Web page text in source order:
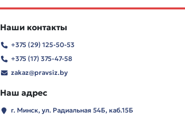
Наши контакты
+375 (29) 125-50-53
+375 (17) 375-47-58
zakaz@pravsiz.by
Наш адрес
г. Минск, ул. Радиальная 54Б, каб.15Б